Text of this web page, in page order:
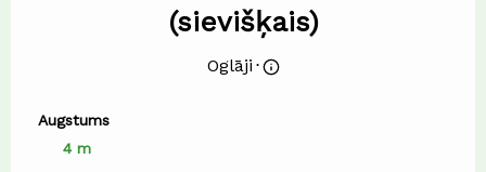
(sievišķais)
Oglāji ⋅
Augstums
4 m